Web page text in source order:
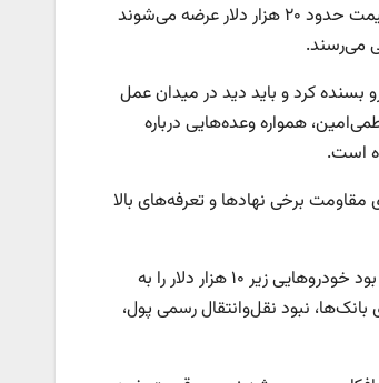
قیمت خودروهای وارداتی در بازار ایران شده است؛ به عنوان مثال خودروهایی که در بازار جهانی با قیمت حدود ۲۰ هزار دلار عرضه می‌شوند
بسنده کرد و باید دید در میدان عمل
همواره وعده‌هایی درباره
است.
از جمله مشکلات ارزی مقاومت برخی نهادها و تعرفه‌های بالا
یکی دیگر از آخرین تلاش‌ها در راستای تسهیل واردات، طرح واردات خودروهای اقتصادی بود که قرار بود خودروهایی زیر ۱۰ هزار دلار را به
نبود نقل‌وانتقال رسمی پول،